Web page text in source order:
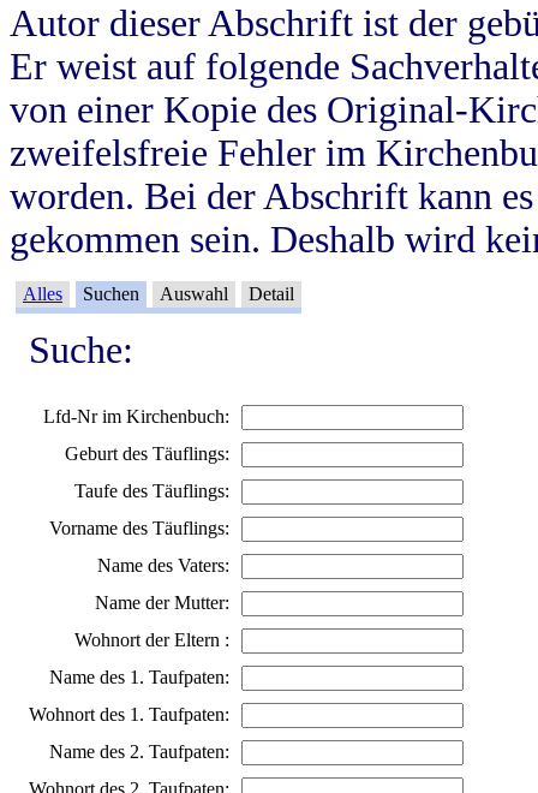
Autor dieser Abschrift ist der
Er weist auf folgende
von einer Kopie des Original-
zweifelsfreie Fehler im
worden. Bei der Abschrift kann
gekommen sein. Deshalb wird
Alles Suchen Auswahl Detail
Suche:
Lfd-Nr im Kirchenbuch:
Geburt des Täuflings:
Taufe des Täuflings:
Vorname des Täuflings:
Name des Vaters:
Name der Mutter:
Wohnort der Eltern :
Name des 1. Taufpaten:
Wohnort des 1. Taufpaten:
Name des 2. Taufpaten:
Wohnort des 2. Taufpaten: